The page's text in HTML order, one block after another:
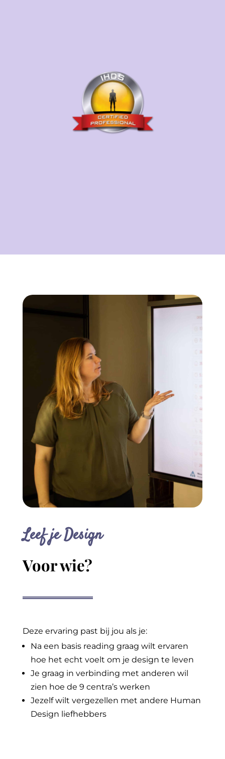
Leef je Design
Voor wie?
Deze ervaring past bij jou als je:
Na een basis reading graag wilt ervaren
hoe het echt voelt om je design te leven
Je graag in verbinding met anderen wil
zien hoe de 9 centra’s werken
Jezelf wilt vergezellen met andere Human
Design liefhebbers